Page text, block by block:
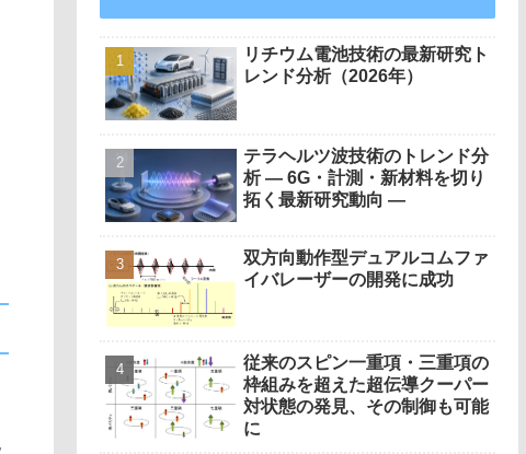
リチウム電池技術の最新研究ト
レンド分析（2026年）
テラヘルツ波技術のトレンド分
析 ― 6G・計測・新材料を切り
拓く最新研究動向 ―
双方向動作型デュアルコムファ
イバレーザーの開発に成功
従来のスピン一重項・三重項の
枠組みを超えた超伝導クーパー
対状態の発見、その制御も可能
に